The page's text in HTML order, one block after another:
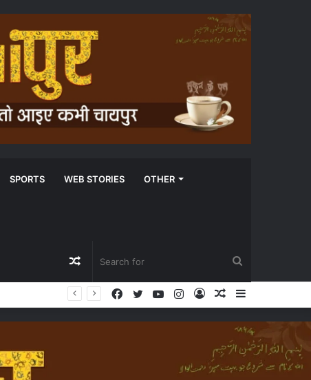
SPORTS WEB STORIES OTHER
for
Random
Article
Sidebar
Random
Log
Instagram
YouTube
Twitter
Facebook